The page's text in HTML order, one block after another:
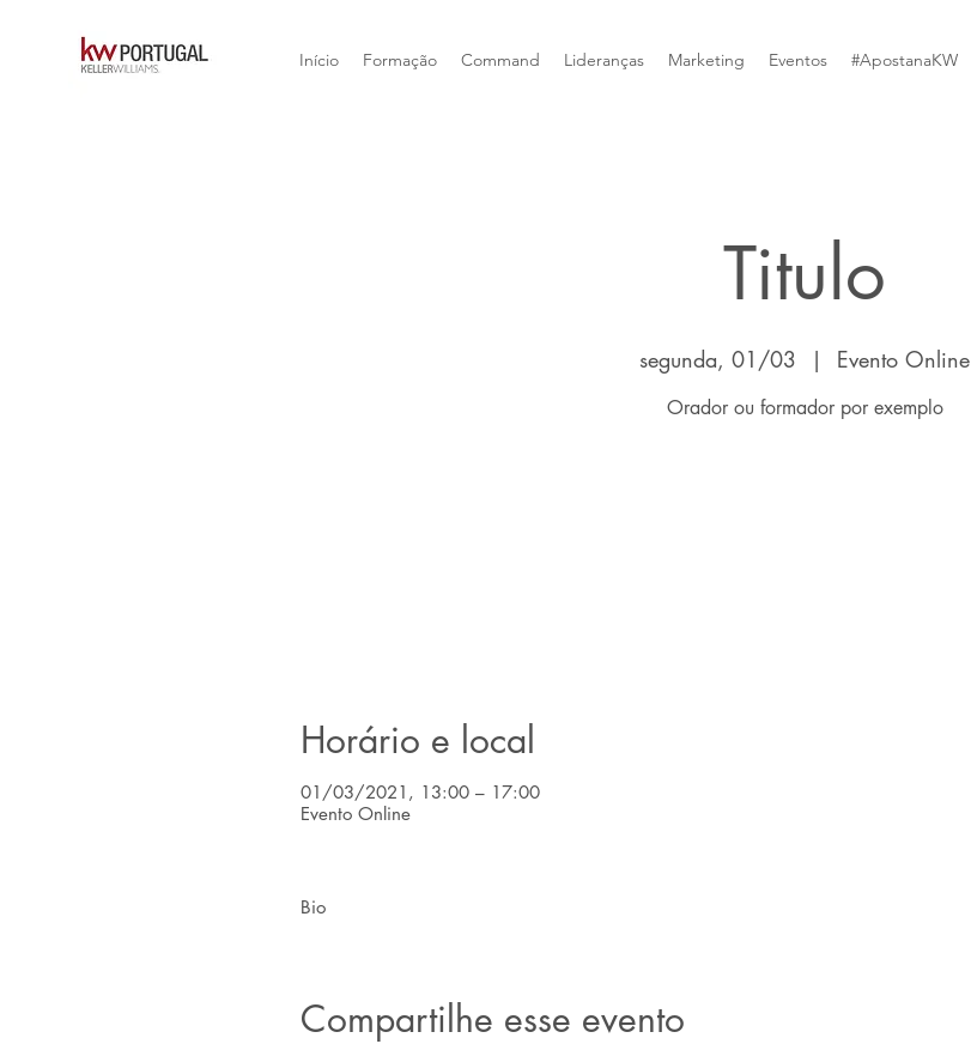
Início Formação Command Lideranças Marketing Eventos #ApostanaKW
Titulo
segunda, 01/03
  |
Evento Online
Orador ou formador por exemplo
Horário e local
01/03/2021, 13:00 – 17:00
Evento Online
Bio
Compartilhe esse evento